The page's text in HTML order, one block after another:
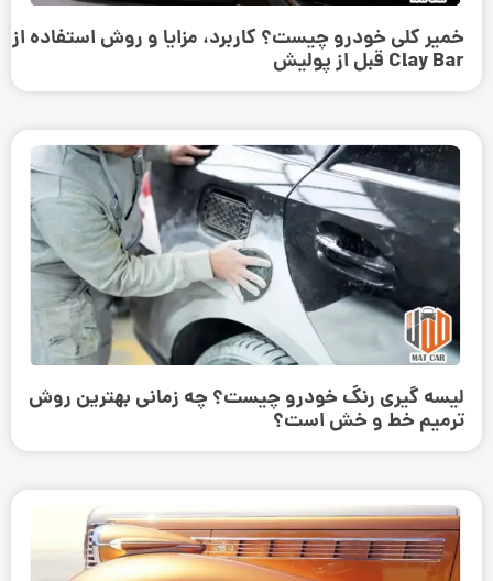
خمیر کلی خودرو چیست؟ کاربرد، مزایا و روش استفاده از
Clay Bar قبل از پولیش
لیسه گیری رنگ خودرو چیست؟ چه زمانی بهترین روش
ترمیم خط و خش است؟